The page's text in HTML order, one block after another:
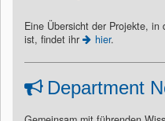
Eine Übersicht der Projekte,
ist, findet ihr
hier.
Department